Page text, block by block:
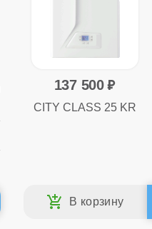
137 500
CITY CLASS 25 KR